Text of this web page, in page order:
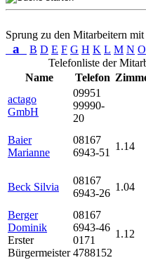
Sprung zu den Mitarbeitern
a B D E F G H K L M N O
Telefonliste der
Name
Telefon
actago
GmbH
09951
99990-
20
Baier
Marianne
08167
6943-51
1.14
Beck Silvia
08167
6943-26
1.04
Berger
Dominik
Erster
Bürgermeister
08167
6943-46
0171
4788152
1.12